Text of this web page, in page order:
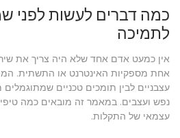
כמה דברים לעשות לפני
לתמיכה
אין כמעט אדם אחד שלא היה צריך את
אחת מספקיות האינטרנט או התשתית.
עצבניים לבין תומכים טכניים
נפש ועצבים. במאמר זה מובאים כמה
עצמאי של התקלות.